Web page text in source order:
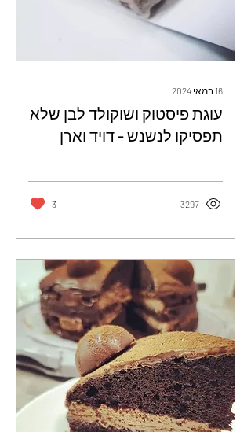
16 במאי 2024
עוגת פיסטוק ושוקולד לבן שלא
תפסיקו לנשנש - דויד וארן
3297
3